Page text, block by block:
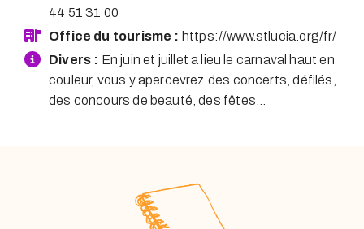
44 51 31 00
Office du tourisme : https://www.stlucia.org/fr/
Divers : En juin et juillet a lieu le carnaval haut en
couleur, vous y apercevrez des concerts, défilés,
des concours de beauté, des fêtes…